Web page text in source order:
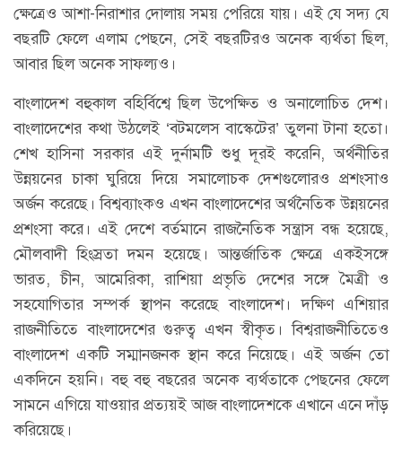
ক্ষেত্রেও আশা-নিরাশার দোলায় সময় পেরিয়ে যায়। এই যে সদ্য যে
বছরটি ফেলে এলাম পেছনে, সেই বছরটিরও অনেক ব্যর্থতা ছিল,
আবার ছিল অনেক সাফল্যও।
বাংলাদেশ বহুকাল বহির্বিশ্বে ছিল উপেক্ষিত ও অনালোচিত দেশ।
বাংলাদেশের কথা উঠলেই ‘বটমলেস বাস্কেটের’ তুলনা টানা হতো।
শেখ হাসিনা সরকার এই দুর্নামটি শুধু দূরই করেনি, অর্থনীতির
উন্নয়নের চাকা ঘুরিয়ে দিয়ে সমালোচক দেশগুলোরও প্রশংসাও
অর্জন করেছে। বিশ্বব্যাংকও এখন বাংলাদেশের অর্থনৈতিক উন্নয়নের
প্রশংসা করে। এই দেশে বর্তমানে রাজনৈতিক সন্ত্রাস বন্ধ হয়েছে,
মৌলবাদী হিংস্রতা দমন হয়েছে। আন্তর্জাতিক ক্ষেত্রে একইসঙ্গে
ভারত, চীন, আমেরিকা, রাশিয়া প্রভৃতি দেশের সঙ্গে মৈত্রী ও
সহযোগিতার সম্পর্ক স্থাপন করেছে বাংলাদেশ। দক্ষিণ এশিয়ার
রাজনীতিতে বাংলাদেশের গুরুত্ব এখন স্বীকৃত। বিশ্বরাজনীতিতেও
বাংলাদেশ একটি সম্মানজনক স্থান করে নিয়েছে। এই অর্জন তো
একদিনে হয়নি। বহু বহু বছরের অনেক ব্যর্থতাকে পেছনের ফেলে
সামনে এগিয়ে যাওয়ার প্রত্যয়ই আজ বাংলাদেশকে এখানে এনে দাঁড়
করিয়েছে।